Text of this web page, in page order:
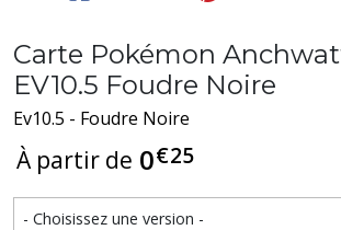
Carte Pokémon
EV10.5 Foudre Noire
Ev10.5 - Foudre Noire
À partir de 0€25